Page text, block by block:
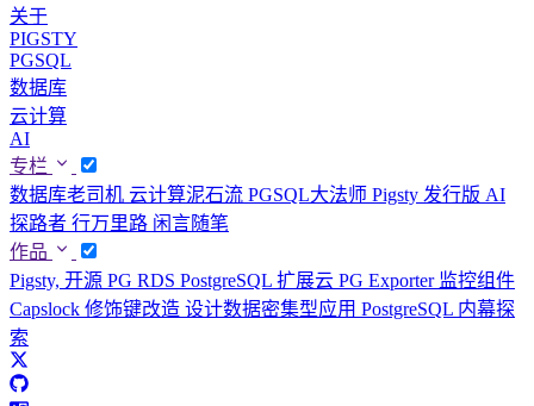
关于
PIGSTY
PGSQL
数据库
云计算
AI
专栏
数据库老司机 云计算泥石流 PGSQL大法师 Pigsty 发行版 AI
探路者 行万里路 闲言随笔
作品
Pigsty, 开源 PG RDS PostgreSQL 扩展云 PG Exporter 监控组件
Capslock 修饰键改造 设计数据密集型应用 PostgreSQL 内幕探
索